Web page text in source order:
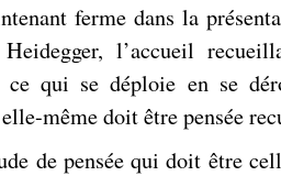
ferme dans la
Heidegger, l’accueil
ce qui se déploie en se
même doit être pensée
pensée qui doit être celle